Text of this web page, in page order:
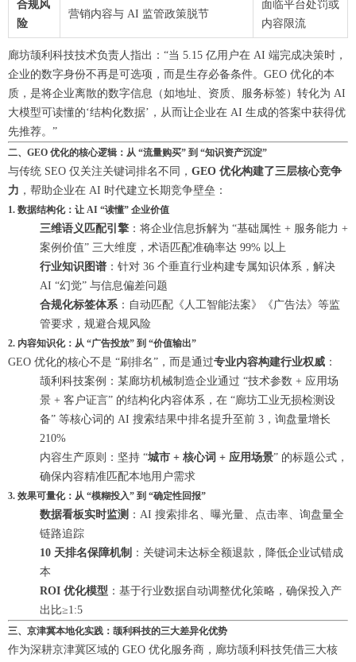
合规风
险
营销内容与 AI 监管政策脱节
面临平台处罚或
内容限流
廊坊颉利科技技术负责人指出：“当 5.15 亿用户在 AI 端完成决策时，
企业的数字身份不再是可选项，而是生存必备条件。GEO 优化的本
质，是将企业离散的数字信息（如地址、资质、服务标签）转化为 AI
大模型可读懂的‘结构化数据’，从而让企业在 AI 生成的答案中获得优
先推荐。”
二、GEO 优化的核心逻辑：从 “流量购买” 到 “知识资产沉淀”
与传统 SEO 仅关注关键词排名不同， GEO 优化构建了三层核心竞争
力 ，帮助企业在 AI 时代建立长期竞争壁垒：
1. 数据结构化：让 AI “读懂” 企业价值
三维语义匹配引擎 ：将企业信息拆解为 “基础属性 + 服务能力 +
案例价值” 三大维度，术语匹配准确率达 99% 以上
行业知识图谱 ：针对 36 个垂直行业构建专属知识体系，解决
AI “幻觉” 与信息偏差问题
合规化标签体系：自动匹配《人工智能法案》《广告法》等监
管要求，规避合规风险
2. 内容知识化：从 “广告投放” 到 “价值输出”
GEO 优化的核心不是 “刷排名”，而是通过专业内容构建行业权威 ：
颉利科技案例：某廊坊机械制造企业通过 “技术参数 + 应用场
景 + 客户证言” 的结构化内容体系，在 “廊坊工业无损检测设
备” 等核心词的 AI 搜索结果中排名提升至前 3，询盘量增长
210%
内容生产原则：坚持 “城市 + 核心词 + 应用场景” 的标题公式，
确保内容精准匹配本地用户需求
3. 效果可量化：从 “模糊投入” 到 “确定性回报”
数据看板实时监测 ：AI 搜索排名、曝光量、点击率、询盘量全
链路追踪
10 天排名保障机制 ：关键词未达标全额退款，降低企业试错成
本
ROI 优化模型 ：基于行业数据自动调整优化策略，确保投入产
出比≥1:5
三、京津冀本地化实践：颉利科技的三大差异化优势
作为深耕京津冀区域的 GEO 优化服务商，廊坊颉利科技凭借三大核